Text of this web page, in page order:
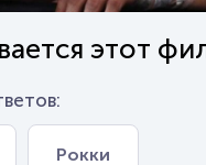
этот
Рокки